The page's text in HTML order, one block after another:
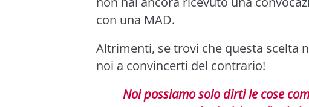
con una MAD.
Altrimenti, se trovi che questa scelta
noi a convincerti del contrario!
Noi possiamo solo dirti le cose